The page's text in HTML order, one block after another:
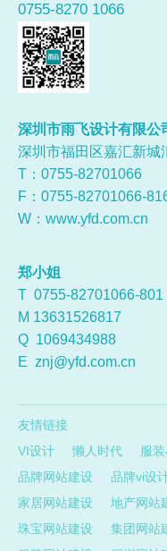
0755-8270 1066
深圳市雨飞设计有限公
深圳市福田区嘉汇新城
T：0755-82701066
F：0755-82701066-
W： www.yfd.com.cn
郑小姐
T 0755-82701066-801
M 13631526817
Q 1069434988
E znj@yfd.com.cn
友情链接
VI设计
懒人时代 服
品牌网站建设
品牌vi设
家居网站建设
地产网站
珠宝网站建设
集团网站